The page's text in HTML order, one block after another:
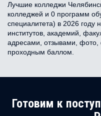
Лучшие колледжи
колледжей и 0 программ
специалитета) в 2026 году
институтов, академий,
адресами, отзывами, фото,
проходным баллом.
Готовим к